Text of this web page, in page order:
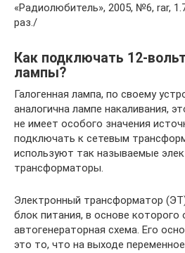
«Радиолюбитель», 2005, №6, rar,
раз./
Как подключать 12-
лампы?
Галогенная лампа, по своему
аналогична лампе накаливания,
не имеет особого значения
подключать к сетевым
используют так называемые
трансформаторы.
Электронный трансформатор
блок питания, в основе
автогенераторная схема. Его
это то, что на выходе